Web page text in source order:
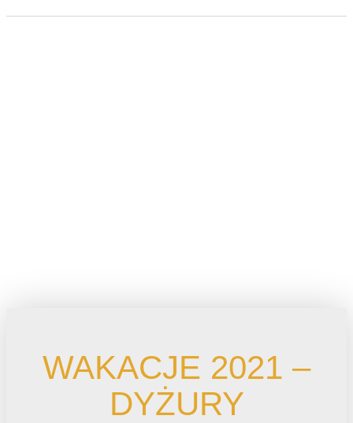
WAKACJE 2021 –
DYŻURY